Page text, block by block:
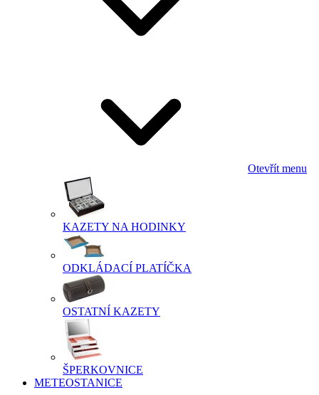
Otevřít menu
KAZETY NA HODINKY
ODKLÁDACÍ PLATÍČKA
OSTATNÍ KAZETY
ŠPERKOVNICE
METEOSTANICE